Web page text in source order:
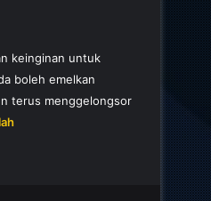
keinginan untuk
boleh emelkan
terus menggelongsor